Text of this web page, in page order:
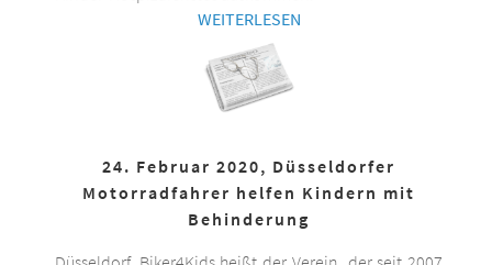
WEITERLESEN
24. Februar 2020, Düsseldorfer
Motorradfahrer helfen Kindern mit
Behinderung